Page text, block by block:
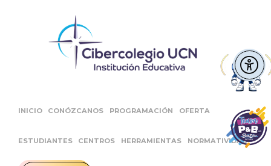
INICIO CONÓZCANOS PROGRAMACIÓN OFERTA
ESTUDIANTES CENTROS HERRAMIENTAS NORMATIVIDAD